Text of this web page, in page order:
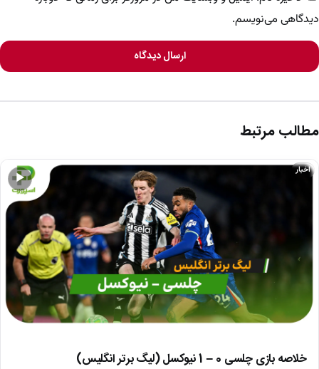
دیدگاهی می‌نویسم.
ارسال دیدگاه
مطالب مرتبط
▶
اخبار
خلاصه بازی چلسی 0 – 1 نیوکسل (لیگ برتر انگلیس)